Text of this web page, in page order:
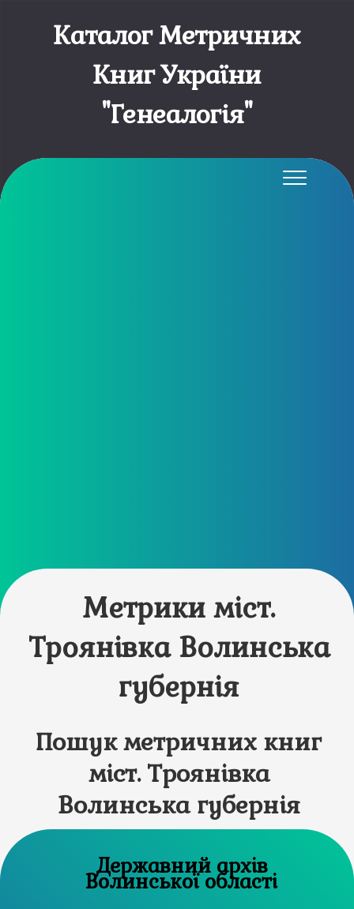
Каталог Метричних
Книг України
"Генеалогія"
Метрики міст.
Троянівка Волинська
губернія
Пошук метричних книг
міст. Троянівка
Волинська губернія
Державний архів
Волинської області